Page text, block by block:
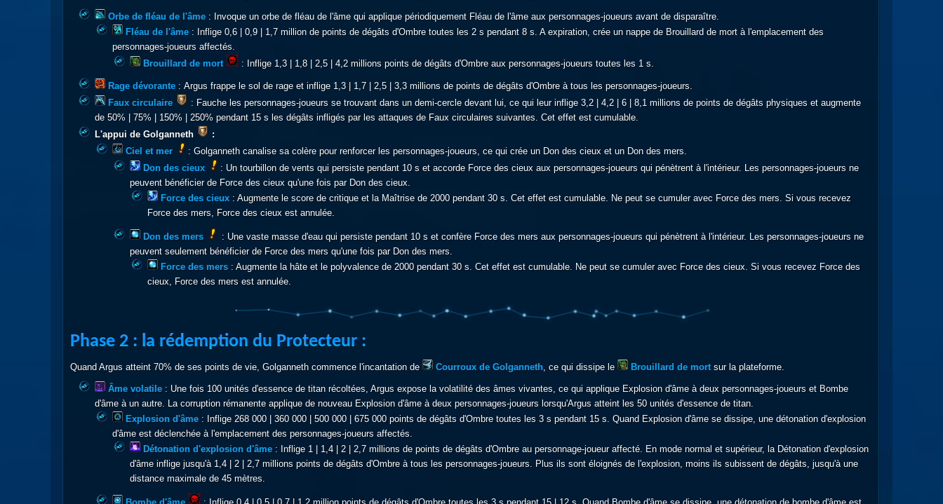
Orbe de fléau de l'âme : Invoque un orbe de fléau de l'âme qui applique périodiquement Fléau de l'âme aux personnages-joueurs avant de disparaître.
Fléau de l'âme : Inflige 0,6 | 0,9 | 1,7 million de points de dégâts d'Ombre toutes les 2 s pendant 8 s. A expiration, crée un nappe de Brouillard de mort à l'emplacement des
personnages-joueurs affectés.
Brouillard de mort
: Inflige 1,3 | 1,8 | 2,5 | 4,2 millions points de dégâts d'Ombre aux personnages-joueurs toutes les 1 s.
Rage dévorante : Argus frappe le sol de rage et inflige 1,3 | 1,7 | 2,5 | 3,3 millions de points de dégâts d'Ombre à tous les personnages-joueurs.
Faux circulaire
: Fauche les personnages-joueurs se trouvant dans un demi-cercle devant lui, ce qui leur inflige 3,2 | 4,2 | 6 | 8,1 millions de points de dégâts physiques et augmente
de 50% | 75% | 150% | 250% pendant 15 s les dégâts infligés par les attaques de Faux circulaires suivantes. Cet effet est cumulable.
L'appui de Golganneth
:
Ciel et mer
: Golganneth canalise sa colère pour renforcer les personnages-joueurs, ce qui crée un Don des cieux et un Don des mers.
Don des cieux
: Un tourbillon de vents qui persiste pendant 10 s et accorde Force des cieux aux personnages-joueurs qui pénètrent à l'intérieur. Les personnages-joueurs ne
peuvent bénéficier de Force des cieux qu'une fois par Don des cieux.
Force des cieux : Augmente le score de critique et la Maîtrise de 2000 pendant 30 s. Cet effet est cumulable. Ne peut se cumuler avec Force des mers. Si vous recevez
Force des mers, Force des cieux est annulée.
Don des mers
: Une vaste masse d'eau qui persiste pendant 10 s et confère Force des mers aux personnages-joueurs qui pénètrent à l'intérieur. Les personnages-joueurs ne
peuvent seulement bénéficier de Force des mers qu'une fois par Don des mers.
Force des mers : Augmente la hâte et le polyvalence de 2000 pendant 30 s. Cet effet est cumulable. Ne peut se cumuler avec Force des cieux. Si vous recevez Force des
cieux, Force des mers est annulée.
Phase 2 : la rédemption du Protecteur :
Quand Argus atteint 70% de ses points de vie, Golganneth commence l'incantation de Courroux de Golganneth, ce qui dissipe le Brouillard de mortsur la plateforme.
Âme volatile : Une fois 100 unités d'essence de titan récoltées, Argus expose la volatilité des âmes vivantes, ce qui applique Explosion d'âme à deux personnages-joueurs et Bombe
d'âme à un autre. La corruption rémanente applique de nouveau Explosion d'âme à deux personnages-joueurs lorsqu'Argus atteint les 50 unités d'essence de titan.
Explosion d'âme : Inflige 268 000 | 360 000 | 500 000 | 675 000 points de dégâts d'Ombre toutes les 3 s pendant 15 s. Quand Explosion d'âme se dissipe, une détonation d'explosion
d'âme est déclenchée à l'emplacement des personnages-joueurs affectés.
Détonation d'explosion d'âme : Inflige 1 | 1,4 | 2 | 2,7 millions de points de dégâts d'Ombre au personnage-joueur affecté. En mode normal et supérieur, la Détonation d'explosion
d'âme inflige jusqu'à 1,4 | 2 | 2,7 millions points de dégâts d'Ombre à tous les personnages-joueurs. Plus ils sont éloignés de l'explosion, moins ils subissent de dégâts, jusqu'à une
distance maximale de 45 mètres.